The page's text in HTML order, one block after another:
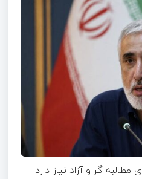
گر و آزاد نیاز دارد